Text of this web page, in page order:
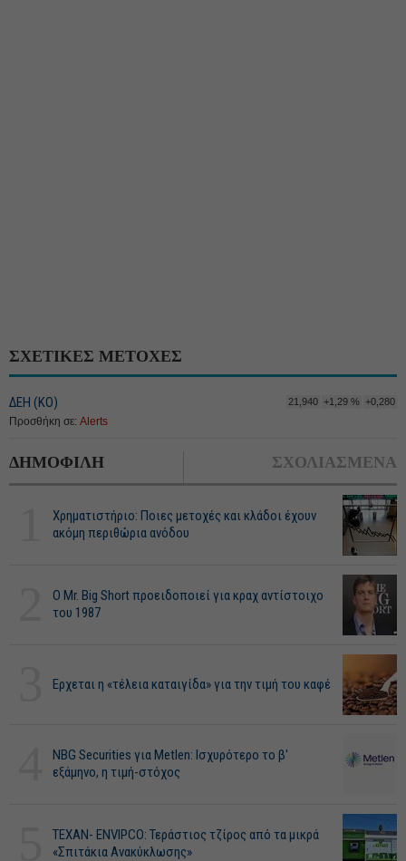
ΣΧΕΤΙΚΕΣ ΜΕΤΟΧΕΣ
ΔΕΗ (ΚΟ) 21,940 +1,29 % +0,280
Προσθήκη σε: Alerts
ΔΗΜΟΦΙΛΗ ΣΧΟΛΙΑΣΜΕΝΑ
Χρηματιστήριο: Ποιες μετοχές και κλάδοι έχουν
ακόμη περιθώρια ανόδου
O Mr. Big Short προειδοποιεί για κραχ αντίστοιχο
του 1987
Ερχεται η «τέλεια καταιγίδα» για την τιμή του καφέ
NBG Securities για Metlen: Ισχυρότερο το β'
εξάμηνο, η τιμή-στόχος
ΤΕΧΑΝ- ENVIPCO: Τεράστιος τζίρος από τα μικρά
«Σπιτάκια Ανακύκλωσης»